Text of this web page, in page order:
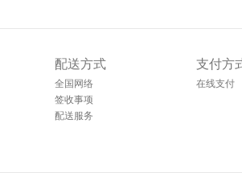
配送方式
全国网络
签收事项
配送服务
支付方
在线支付